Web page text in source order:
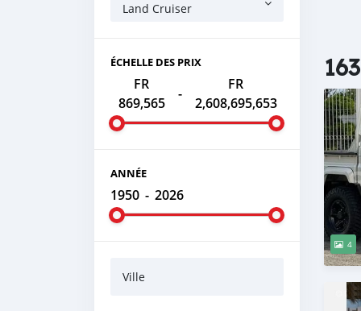
Land Cruiser
ÉCHELLE DES PRIX
FR
869,565
-
FR
2,608,695,653
ANNÉE
1950 - 2026
Ville
4